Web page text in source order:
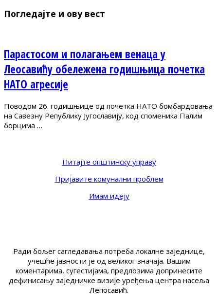
Погледајте и ову вест
Парастосом и полагањем венаца у
Леосавићу обележена годишњица почетка
НАТО агресије
Поводом 26. годишњице од почетка НАТО бомбардовања
на Савезну Републику Југославију, код споменика Палим
борцима …
Питајте општинску управу
Пријавите комунални проблем
Имам идеју
Ради бољег сагледавања потреба локалне заједнице,
учешће јавности је од великог значаја. Вашим
коментарима, сугестијама, предлозима допринесите
дефинисању заједничке визије уређења центра насеља
Лепосавић.